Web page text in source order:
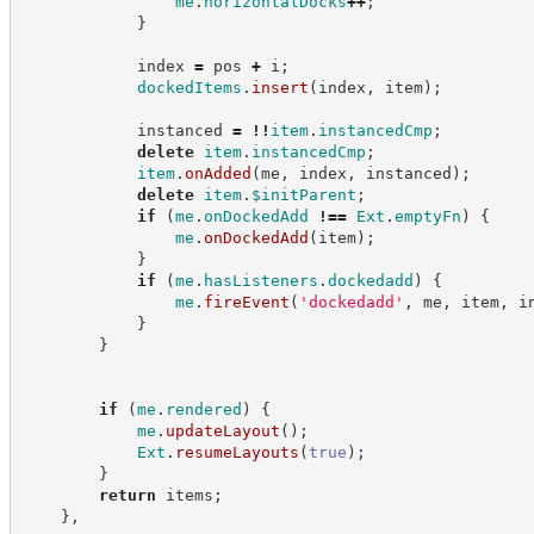
}
index = pos + i ;
dockedItems . insert ( index , item) ;
instanced = !! item. instancedCmp ;
delete
item. instancedCmp ;
item. onAdded (me , index , instanced ) ;
delete
item. $initParent ;
if
(me . onDockedAdd !== Ext . emptyFn )
{
me . onDockedAdd ( item) ;
}
if
(me . hasListeners . dockedadd )
{
me . fireEvent ( ' dockedadd ' , me , item,
}
}
if (me . rendered )
{
me . updateLayout ( ) ;
Ext . resumeLayouts (true ) ;
}
return items ;
} ,